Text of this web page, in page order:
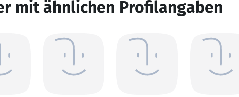
mit ähnlichen Profilangaben